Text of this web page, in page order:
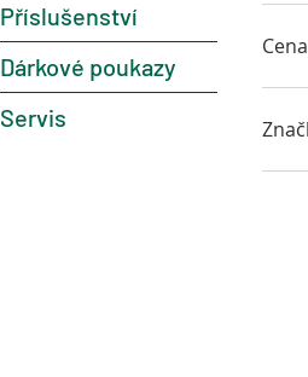
Cena
290
Příslušenství
Dárkové poukazy
Servis